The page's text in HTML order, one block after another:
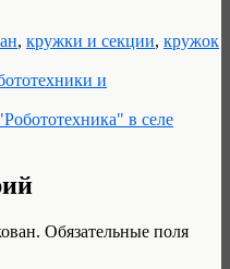
, кружки и секции, кружок
и
в селе
Обязательные поля